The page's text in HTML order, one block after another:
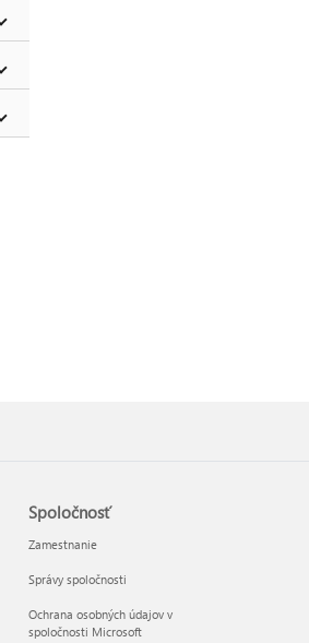
Spoločnosť
Zamestnanie
Správy spoločnosti
Ochrana osobných údajov v
spoločnosti Microsoft